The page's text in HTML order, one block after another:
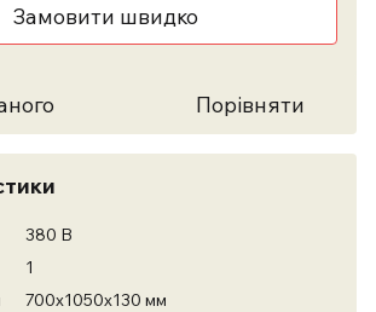
Замовити швидко
Порівняти
380 В
1
700х1050х130 мм